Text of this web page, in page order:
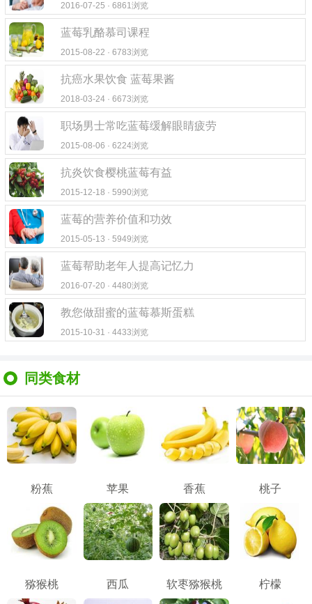
2016-07-25 · 6861浏览
蓝莓乳酪慕司课程
2015-08-22 · 6783浏览
抗癌水果饮食 蓝莓果酱
2018-03-24 · 6673浏览
职场男士常吃蓝莓缓解眼睛疲劳
2015-08-06 · 6224浏览
抗炎饮食樱桃蓝莓有益
2015-12-18 · 5990浏览
蓝莓的营养价值和功效
2015-05-13 · 5949浏览
蓝莓帮助老年人提高记忆力
2016-07-20 · 4480浏览
教您做甜蜜的蓝莓慕斯蛋糕
2015-10-31 · 4433浏览
同类食材
粉蕉 苹果 香蕉 桃子
猕猴桃 西瓜 软枣猕猴桃 柠檬